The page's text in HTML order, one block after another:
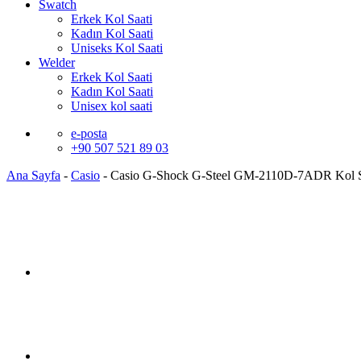
Swatch
Erkek Kol Saati
Kadın Kol Saati
Uniseks Kol Saati
Welder
Erkek Kol Saati
Kadın Kol Saati
Unisex kol saati
e-posta
+90 507 521 89 03
Ana Sayfa - Casio - Casio G-Shock G-Steel GM-2110D-7ADR Kol